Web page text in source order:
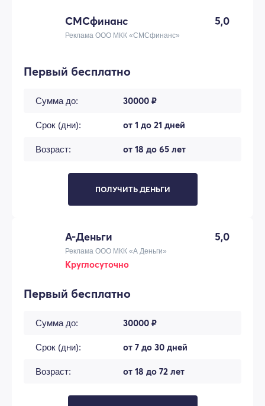
СМСфинанс 5,0
Реклама ООО МКК «СМСфинанс»
Первый бесплатно
Сумма до: 30000 ₽
Срок (дни): от 1 до 21 дней
Возраст: от 18 до 65 лет
ПОЛУЧИТЬ ДЕНЬГИ
А-Деньги 5,0
Реклама ООО МКК «А Деньги»
Круглосуточно
Первый бесплатно
Сумма до: 30000 ₽
Срок (дни): от 7 до 30 дней
Возраст: от 18 до 72 лет